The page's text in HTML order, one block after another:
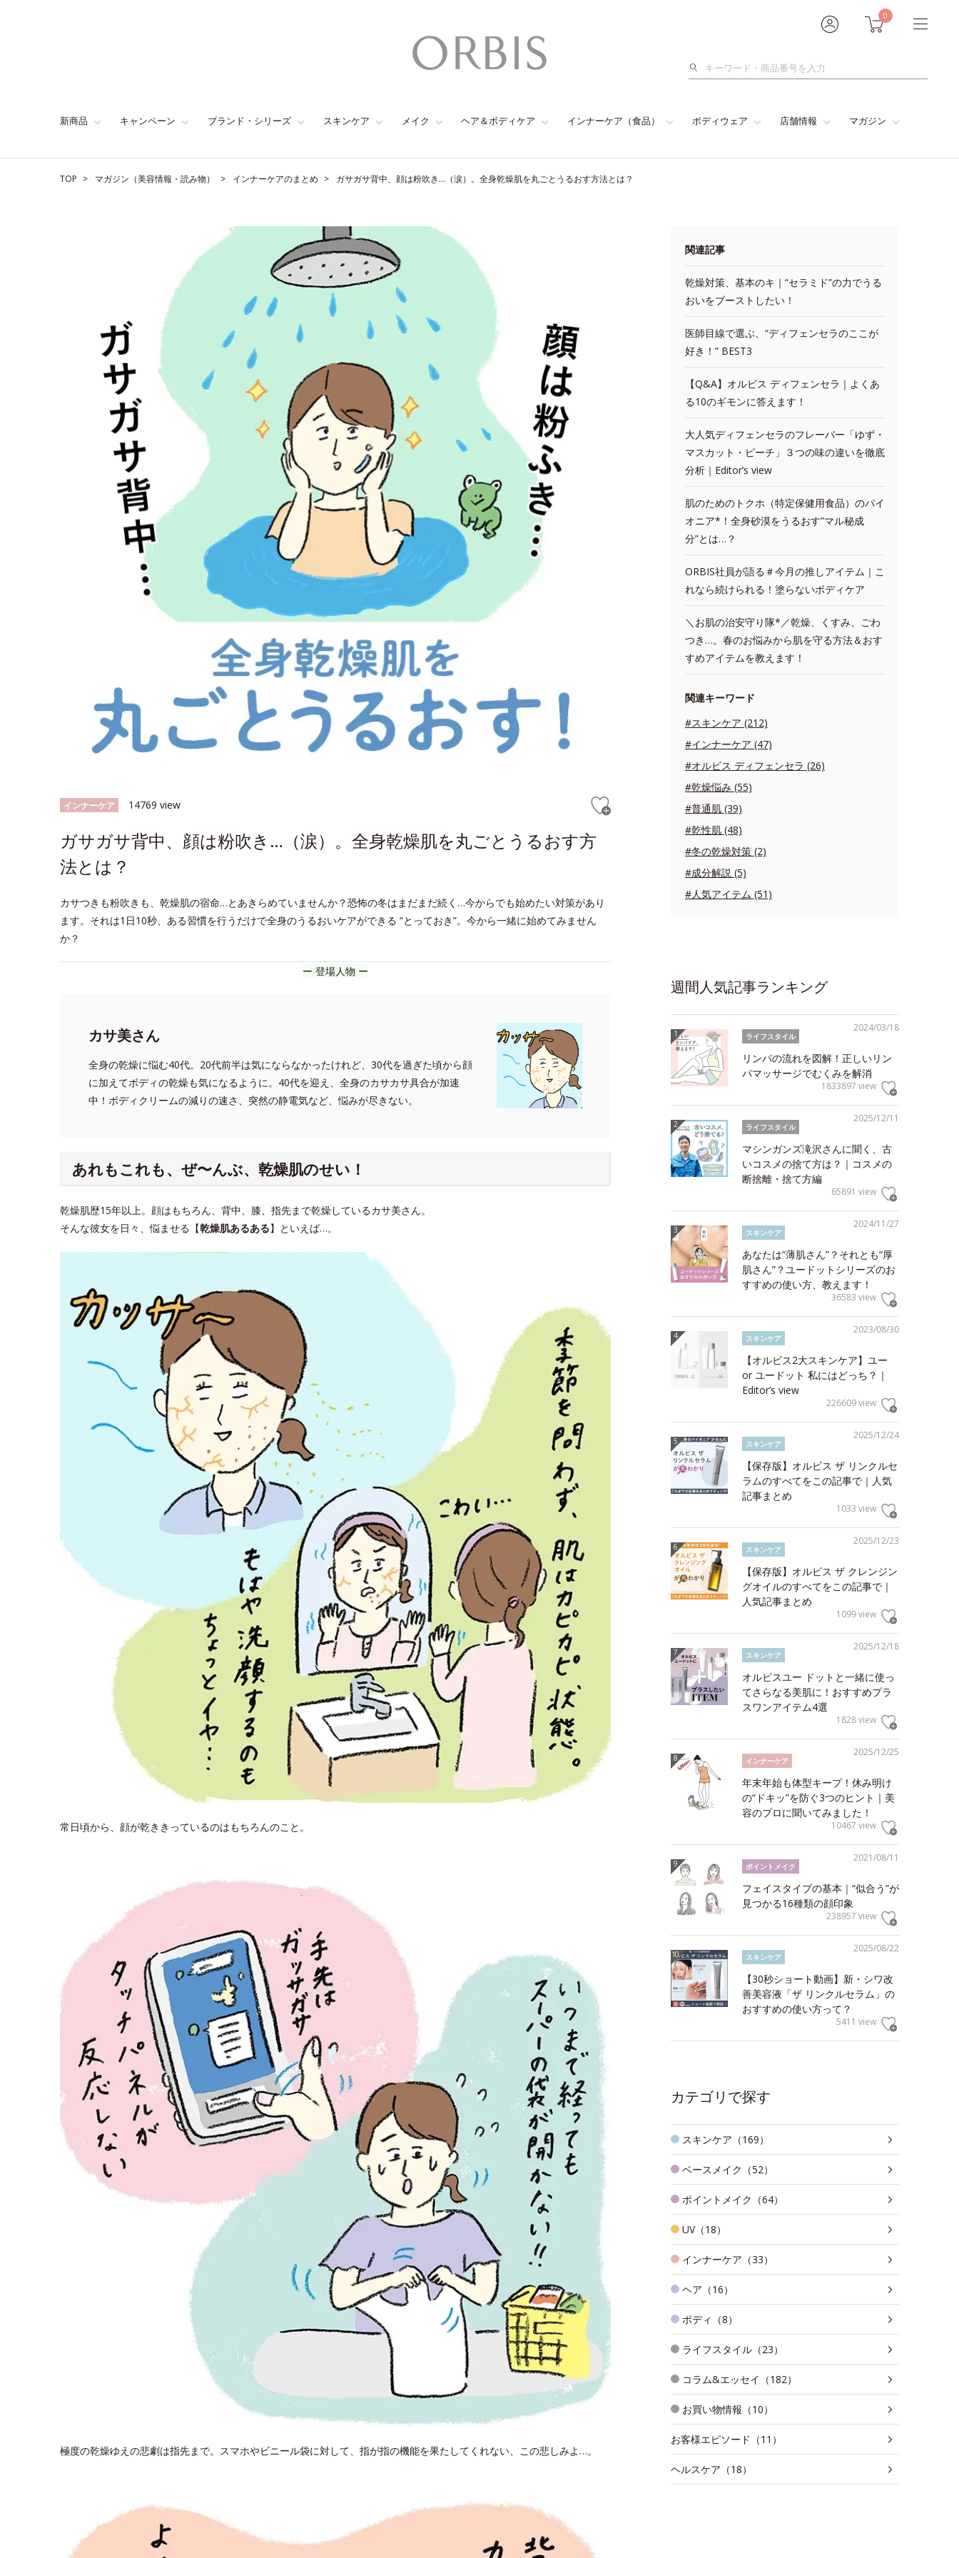
0
検
新商品 キャンペーン ブランド・シリーズ スキンケア メイク ヘア＆ボディケア インナーケア（食品） ボディウェア 店舗情報 マガジン
TOP マガジン（美容情報・読み物） インナーケアのまとめ ガサガサ背中、顔は粉吹き…（涙）。全身乾燥肌を丸ごとうるおす方法とは？
インナーケア 14769 view
ガサガサ背中、顔は粉吹き…（涙）。全身乾燥肌を丸ごとうるおす方
法とは？
カサつきも粉吹きも、乾燥肌の宿命…とあきらめていませんか？恐怖の冬はまだまだ続く…今からでも始めたい対策があり
ます。それは1日10秒、ある習慣を行うだけで全身のうるおいケアができる “とっておき”。今から一緒に始めてみません
か？
ー 登場人物 ー
カサ美さん
全身の乾燥に悩む40代。20代前半は気にならなかったけれど、30代を過ぎた頃から顔
に加えてボディの乾燥も気になるように。40代を迎え、全身のカサカサ具合が加速
中！ボディクリームの減りの速さ、突然の静電気など、悩みが尽きない。
あれもこれも、ぜ〜んぶ、乾燥肌のせい！
乾燥肌歴15年以上。顔はもちろん、背中、膝、指先まで乾燥しているカサ美さん。
そんな彼女を日々、悩ませる【乾燥肌あるある】といえば…。
常日頃から、顔が乾ききっているのはもちろんのこと。
極度の乾燥ゆえの悲劇は指先まで。スマホやビニール袋に対して、指が指の機能を果たしてくれない、この悲しみよ…。
関連記事
乾燥対策、基本のキ｜“セラミド”の力でうる
おいをブーストしたい！
医師目線で選ぶ、“ディフェンセラのここが
好き！” BEST3
【Q&A】オルビス ディフェンセラ｜よくあ
る10のギモンに答えます！
大人気ディフェンセラのフレーバー「ゆず・
マスカット・ピーチ」３つの味の違いを徹底
分析｜Editor’s view
肌のためのトクホ（特定保健用食品）のパイ
オニア*！全身砂漠をうるおす”マル秘成
分”とは…？
ORBIS社員が語る＃今月の推しアイテム｜こ
れなら続けられる！塗らないボディケア
＼お肌の治安守り隊*／乾燥、くすみ、ごわ
つき…。春のお悩みから肌を守る方法＆おす
すめアイテムを教えます！
関連キーワード
#スキンケア (212)
#インナーケア (47)
#オルビス ディフェンセラ (26)
#乾燥悩み (55)
#普通肌 (39)
#乾性肌 (48)
#冬の乾燥対策 (2)
#成分解説 (5)
#人気アイテム (51)
週間人気記事ランキング
2024/03/18
ライフスタイル
リンパの流れを図解！正しいリン
パマッサージでむくみを解消
1833897 view
2025/12/11
ライフスタイル
マシンガンズ滝沢さんに聞く、古
いコスメの捨て方は？｜コスメの
断捨離・捨て方編
65891 view
2024/11/27
スキンケア
あなたは“薄肌さん”？それとも“厚
肌さん”？ユードットシリーズのお
すすめの使い方、教えます！
36583 view
2023/08/30
スキンケア
【オルビス2大スキンケア】ユー
or ユードット 私にはどっち？｜
Editor’s view
226609 view
2025/12/24
スキンケア
【保存版】オルビス ザ リンクルセ
ラムのすべてをこの記事で｜人気
記事まとめ
1033 view
2025/12/23
スキンケア
【保存版】オルビス ザ クレンジン
グオイルのすべてをこの記事で｜
人気記事まとめ
1099 view
2025/12/18
スキンケア
オルビスユー ドットと一緒に使っ
てさらなる美肌に！おすすめプラ
スワンアイテム4選
1828 view
2025/12/25
インナーケア
年末年始も体型キープ！休み明け
の“ドキッ”を防ぐ3つのヒント｜美
容のプロに聞いてみました！
10467 view
2021/08/11
ポイントメイク
フェイスタイプの基本｜“似合う”が
見つかる16種類の顔印象
238957 view
2025/08/22
スキンケア
【30秒ショート動画】新・シワ改
善美容液「ザ リンクルセラム」の
おすすめの使い方って？
5411 view
カテゴリで探す
スキンケア（169）
ベースメイク（52）
ポイントメイク（64）
UV（18）
インナーケア（33）
ヘア（16）
ボディ（8）
ライフスタイル（23）
コラム&エッセイ（182）
お買い物情報（10）
お客様エピソード（11）
ヘルスケア（18）